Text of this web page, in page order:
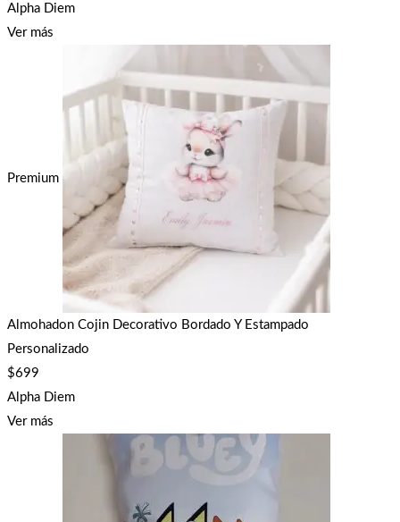
Alpha Diem
Ver más
Premium
Almohadon Cojin Decorativo Bordado Y Estampado
Personalizado
$699
Alpha Diem
Ver más